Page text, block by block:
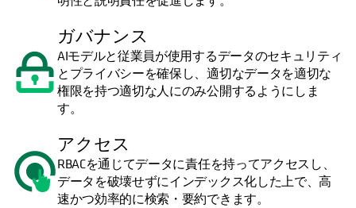
ガバナンス
AIモデルと従業員が使用するデータのセキュリティ
とプライバシーを確保し、適切なデータを適切な
権限を持つ適切な人にのみ公開するようにしま
す。
アクセス
RBACを通じてデータに責任を持ってアクセスし、
データを破壊せずにインデックス化した上で、高
速かつ効率的に検索・要約できます。